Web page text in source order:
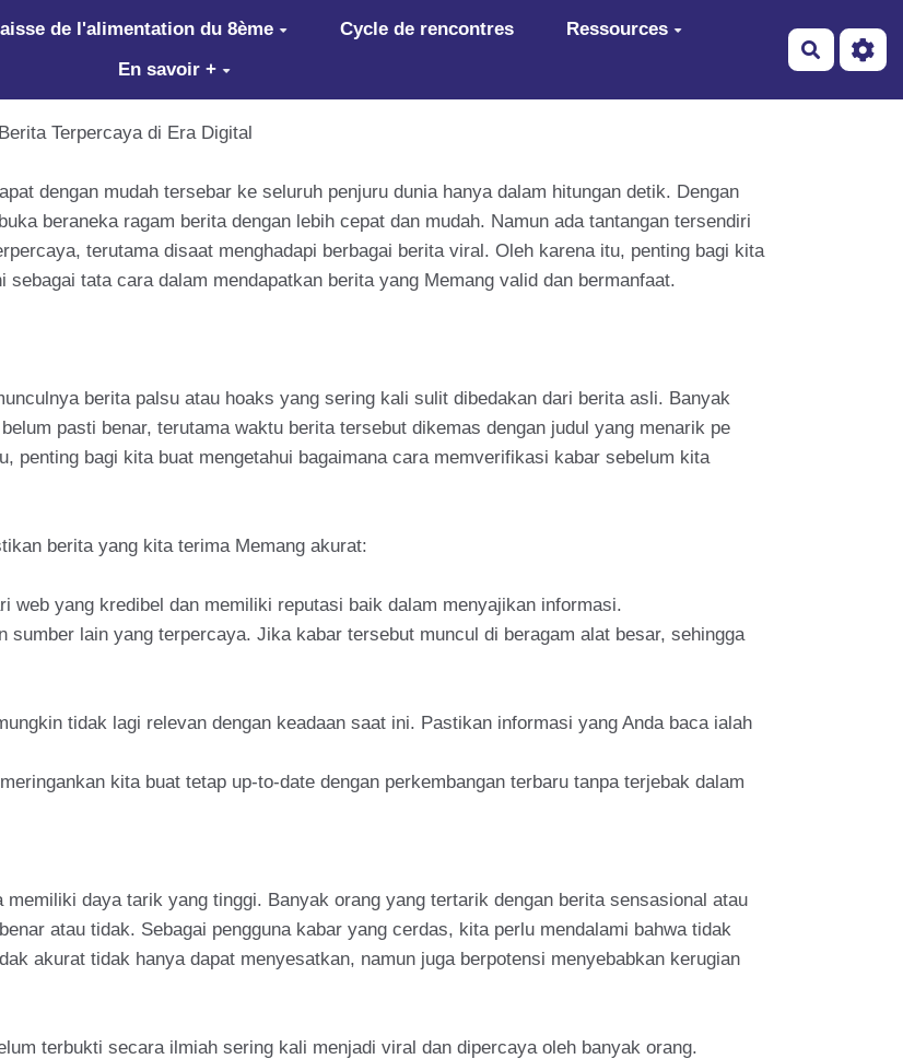
de l'alimentation du 8ème Cycle de rencontres
Ressources
En savoir +
Terpercaya di Era Digital
dengan mudah tersebar ke seluruh penjuru dunia hanya dalam hitungan detik. Dengan
beraneka ragam berita dengan lebih cepat dan mudah. Namun ada tantangan tersendiri
terutama disaat menghadapi berbagai berita viral. Oleh karena itu, penting bagi kita
tata cara dalam mendapatkan berita yang Memang valid dan bermanfaat.
berita palsu atau hoaks yang sering kali sulit dibedakan dari berita asli. Banyak
pasti benar, terutama waktu berita tersebut dikemas dengan judul yang menarik pe
penting bagi kita buat mengetahui bagaimana cara memverifikasi kabar sebelum kita
berita yang kita terima Memang akurat:
web yang kredibel dan memiliki reputasi baik dalam menyajikan informasi.
sumber lain yang terpercaya. Jika kabar tersebut muncul di beragam alat besar, sehingga
tidak lagi relevan dengan keadaan saat ini. Pastikan informasi yang Anda baca ialah
kita buat tetap up-to-date dengan perkembangan terbaru tanpa terjebak dalam
daya tarik yang tinggi. Banyak orang yang tertarik dengan berita sensasional atau
atau tidak. Sebagai pengguna kabar yang cerdas, kita perlu mendalami bahwa tidak
akurat tidak hanya dapat menyesatkan, namun juga berpotensi menyebabkan kerugian
terbukti secara ilmiah sering kali menjadi viral dan dipercaya oleh banyak orang.